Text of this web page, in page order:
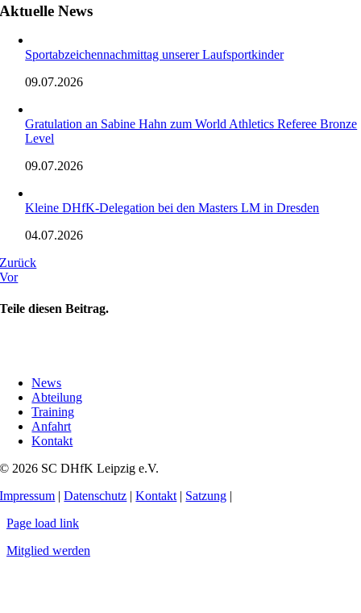
Aktuelle News
Sportabzeichennachmittag unserer Laufsportkinder
09.07.2026
Gratulation an Sabine Hahn zum World Athletics Referee Bronze
Level
09.07.2026
Kleine DHfK-Delegation bei den Masters LM in Dresden
04.07.2026
Zurück
Vor
Teile diesen Beitrag.
News
Abteilung
Training
Anfahrt
Kontakt
© 2026 SC DHfK Leipzig e.V.
Impressum |Datenschutz |Kontakt | Satzung |
Page load link
Mitglied werden